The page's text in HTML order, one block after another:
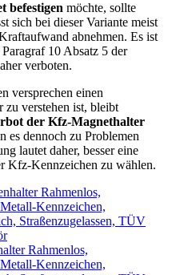
befestigen möchte, sollte
sich bei dieser Variante meist
abnehmen. Es ist
10 Absatz 5 der
verboten.
versprechen einen
zu verstehen ist, bleibt
der Kfz-Magnethalter
es dennoch zu Problemen
lautet daher, besser eine
Kfz-Kennzeichen zu wählen.
Rahmenlos,
Kennzeichen,